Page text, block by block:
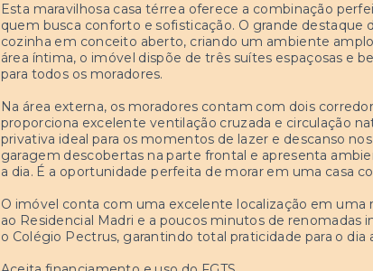
Esta maravilhosa casa térrea oferece a combinação
quem busca conforto e sofisticação. O grande destaque
cozinha em conceito aberto, criando um ambiente
área íntima, o imóvel dispõe de três suítes espaçosas e
para todos os moradores.
Na área externa, os moradores contam com dois
proporciona excelente ventilação cruzada e circulação
privativa ideal para os momentos de lazer e descanso
garagem descobertas na parte frontal e apresenta
a dia. É a oportunidade perfeita de morar em uma casa
O imóvel conta com uma excelente localização em
ao Residencial Madri e a poucos minutos de
o Colégio Pectrus, garantindo total praticidade para o dia